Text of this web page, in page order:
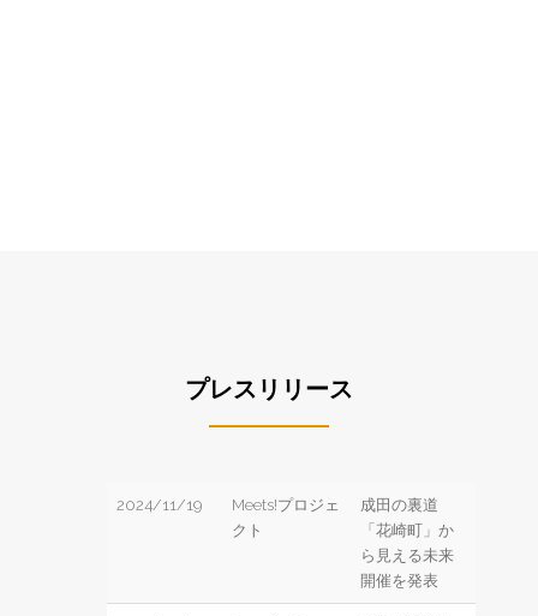
プレスリリース
2024/11/19
Meets!プロジェ
クト
成田の裏道
「花崎町」か
ら見える未来
開催を発表